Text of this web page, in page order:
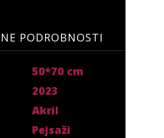
PODROBNOSTI
50*70 cm
2023
Akril
Pejsaži